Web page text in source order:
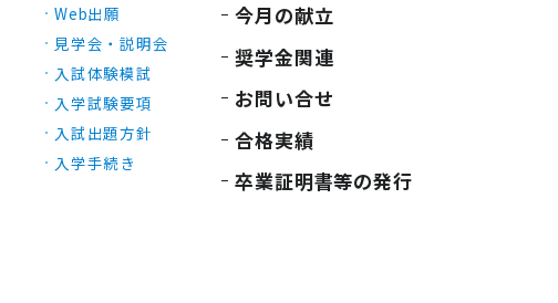
Web出願
見学会・説明会
入試体験模試
入学試験要項
入試出題方針
入学手続き
今月の献立
奨学金関連
お問い合せ
合格実績
卒業証明書等の発行